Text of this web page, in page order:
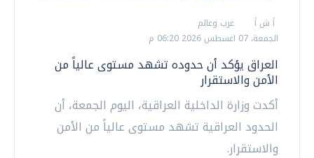
أ ش أ
عرب وعالم
الجمعة، 07 اغسطس 2026 06:20 م
العراق يؤكد أن حدوده تشهد مستوى عالياً من
الأمن والاستقرار
أكدت وزارة الداخلية العراقية، اليوم الجمعة، أن
الحدود العراقية تشهد مستوى عالياً من الأمن
والاستقرار.